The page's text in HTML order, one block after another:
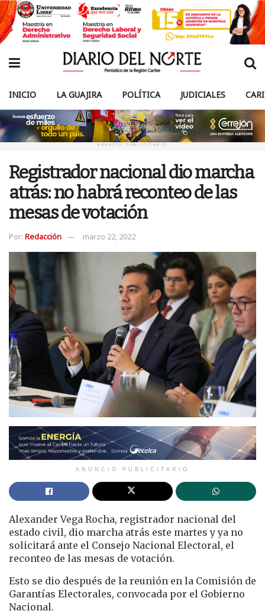
INICIO LA GUAJIRA POLÍTICA JUDICIALES
ANUNCIO PUBLICITARIO
Registrador nacional dio marcha
atrás: no habrá reconteo de las
mesas de votación
Por: Redacción marzo 22, 2022
ANUNCIO PUBLICITARIO
Alexander Vega Rocha, registrador nacional del
estado civil, dio marcha atrás este martes y ya no
solicitará ante el Consejo Nacional Electoral, el
reconteo de las mesas de votación.
Esto se dio después de la reunión en la Comisión de
Garantías Electorales, convocada por el Gobierno
Nacional.